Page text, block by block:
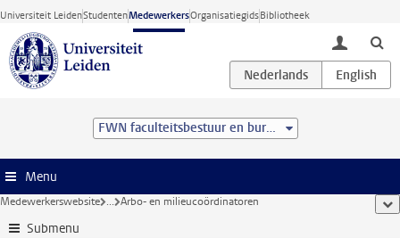
Ga direct naar de inhoud
Universiteit LeidenStudentenMedewerkersOrganisatiegidsBibliotheek
toggle
FWN faculteitsbestuur en bureau
Menu
Medewerkerswebsite ... Arbo- en milieucoördinatoren
Submenu